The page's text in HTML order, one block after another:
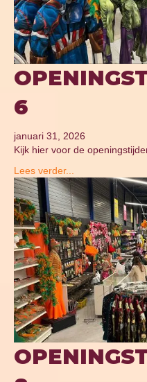
6
januari 31, 2026
Kijk hier voor de
Lees verder...